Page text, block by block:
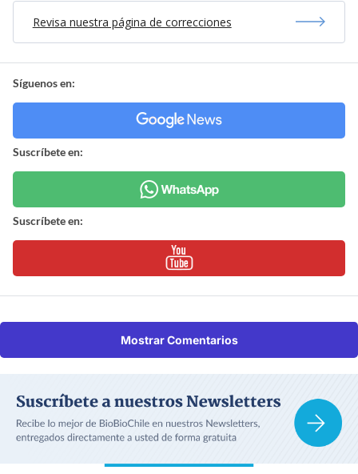
Revisa nuestra página de correcciones
Síguenos en:
Suscríbete en:
Suscríbete en:
Mostrar Comentarios